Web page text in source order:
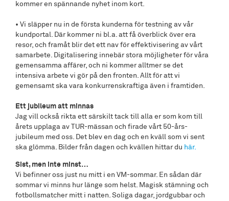
kommer en spännande nyhet inom kort.
• Vi släpper nu in de första kunderna för testning av vår
kundportal. Där kommer ni bl.a. att få överblick över era
resor, och framåt blir det ett nav för effektivisering av vårt
samarbete. Digitalisering innebär stora möjligheter för våra
gemensamma affärer, och ni kommer alltmer se det
intensiva arbete vi gör på den fronten. Allt för att vi
gemensamt ska vara konkurrenskraftiga även i framtiden.
Ett jubileum att minnas
Jag vill också rikta ett särskilt tack till alla er som kom till
årets upplaga av TUR-mässan och firade vårt 50-års-
jubileum med oss. Det blev en dag och en kväll som vi sent
ska glömma. Bilder från dagen och kvällen hittar du här.
Sist, men inte minst…
Vi befinner oss just nu mitt i en VM-sommar. En sådan där
sommar vi minns hur länge som helst. Magisk stämning och
fotbollsmatcher mitt i natten. Soliga dagar, jordgubbar och